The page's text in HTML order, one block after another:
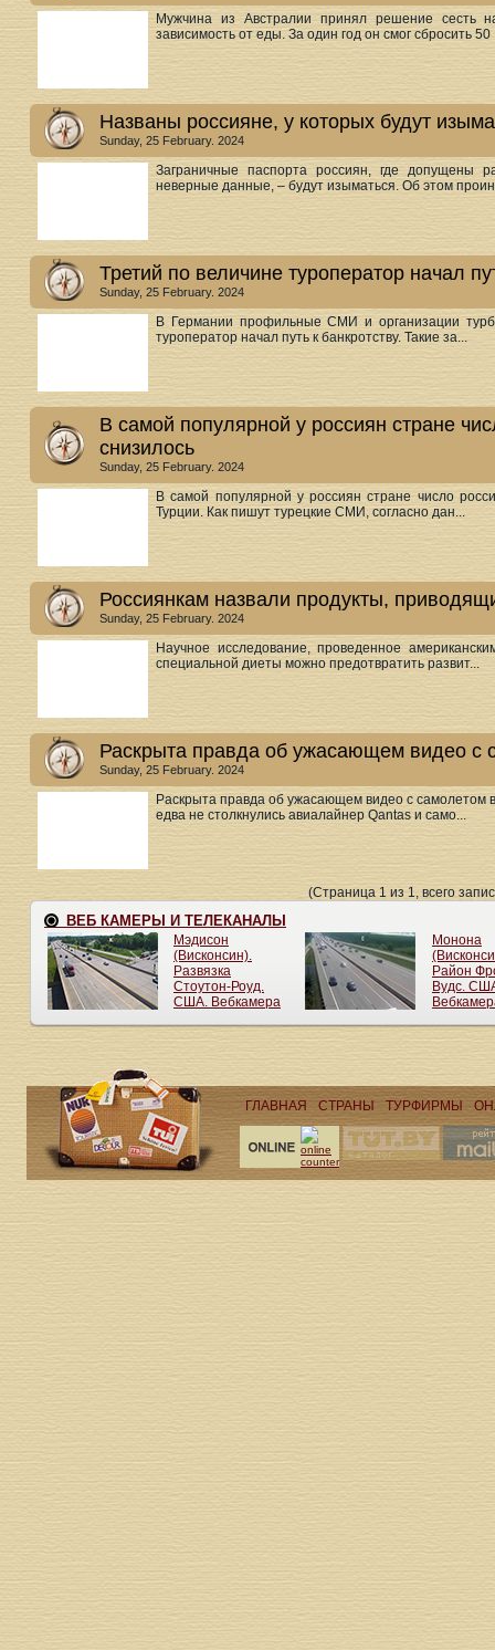
Мужчина из Австралии принял решение сесть
зависимость от еды. За один год он смог сбросить 50
Названы россияне, у которых будут
Sunday, 25 February. 2024
Заграничные паспорта россиян, где допущены
неверные данные, – будут изыматься. Об этом
Третий по величине туроператор начал
Sunday, 25 February. 2024
В Германии профильные СМИ и организации
туроператор начал путь к банкротству. Такие за...
В самой популярной у россиян стране
снизилось
Sunday, 25 February. 2024
В самой популярной у россиян стране число
Турции. Как пишут турецкие СМИ, согласно дан...
Россиянкам назвали продукты,
Sunday, 25 February. 2024
Научное исследование, проведенное
специальной диеты можно предотвратить развит...
Раскрыта правда об ужасающем видео с
Sunday, 25 February. 2024
Раскрыта правда об ужасающем видео с самолетом
едва не столкнулись авиалайнер Qantas и само...
(Страница 1 из 1, всего
ГЛАВНАЯ СТРАНЫ ТУРФИРМЫ